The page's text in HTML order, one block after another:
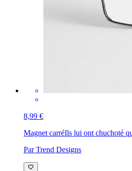
8,99 €
Magnet carréIls lui ont chuchoté
Par Trend Designs